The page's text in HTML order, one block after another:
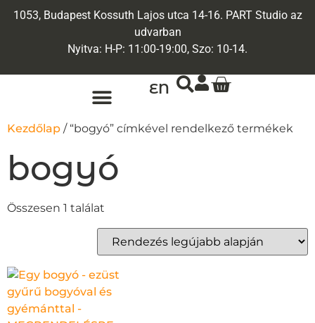
1053, Budapest Kossuth Lajos utca 14-16. PART Studio az
udvarban
Nyitva: H-P: 11:00-19:00, Szo: 10-14.
EN
Kezdőlap / “bogyó” címkével rendelkező termékek
bogyó
Összesen 1 találat